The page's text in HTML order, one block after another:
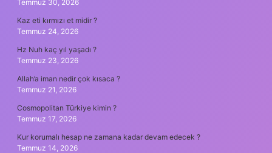
Temmuz 30, 2026
Kaz eti kırmızı et midir ?
Temmuz 24, 2026
Hz Nuh kaç yıl yaşadı ?
Temmuz 23, 2026
Allah’a iman nedir çok kısaca ?
Temmuz 21, 2026
Cosmopolitan Türkiye kimin ?
Temmuz 17, 2026
Kur korumalı hesap ne zamana kadar devam edecek ?
Temmuz 14, 2026